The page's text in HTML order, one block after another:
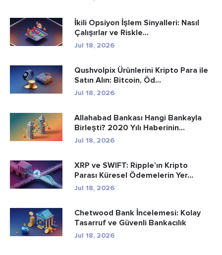
İkili Opsiyon İşlem Sinyalleri: Nasıl
Çalışırlar ve Riskle...
Jul 18, 2026
Qushvolpix Ürünlerini Kripto Para ile
Satın Alın: Bitcoin, Öd...
Jul 18, 2026
Allahabad Bankası Hangi Bankayla
Birleşti? 2020 Yılı Haberinin...
Jul 18, 2026
XRP ve SWIFT: Ripple’ın Kripto
Parası Küresel Ödemelerin Yer...
Jul 18, 2026
Chetwood Bank İncelemesi: Kolay
Tasarruf ve Güvenli Bankacılık
Jul 18, 2026